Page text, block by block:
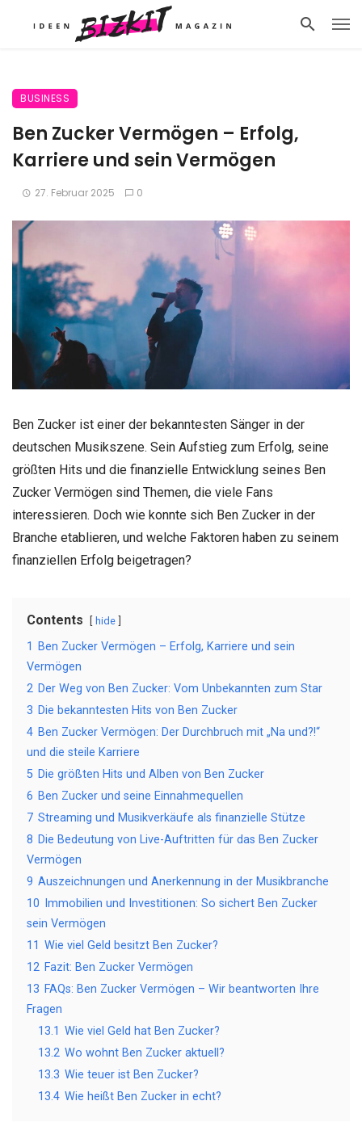
BUSINESS
Ben Zucker Vermögen – Erfolg,
Karriere und sein Vermögen
27. Februar 2025 0
Ben Zucker ist einer der bekanntesten Sänger in der
deutschen Musikszene. Sein Aufstieg zum Erfolg, seine
größten Hits und die finanzielle Entwicklung seines Ben
Zucker Vermögen sind Themen, die viele Fans
interessieren. Doch wie konnte sich Ben Zucker in der
Branche etablieren, und welche Faktoren haben zu seinem
finanziellen Erfolg beigetragen?
Contents hide
1
Ben Zucker Vermögen – Erfolg, Karriere und sein
Vermögen
2 Der Weg von Ben Zucker: Vom Unbekannten zum Star
3 Die bekanntesten Hits von Ben Zucker
4 Ben Zucker Vermögen: Der Durchbruch mit „Na und?!“
und die steile Karriere
5 Die größten Hits und Alben von Ben Zucker
6 Ben Zucker und seine Einnahmequellen
7 Streaming und Musikverkäufe als finanzielle Stütze
8 Die Bedeutung von Live-Auftritten für das Ben Zucker
Vermögen
9 Auszeichnungen und Anerkennung in der Musikbranche
10
Immobilien und Investitionen: So sichert Ben Zucker
sein Vermögen
11 Wie viel Geld besitzt Ben Zucker?
12 Fazit: Ben Zucker Vermögen
13 FAQs: Ben Zucker Vermögen – Wir beantworten Ihre
Fragen
13.1 Wie viel Geld hat Ben Zucker?
13.2 Wo wohnt Ben Zucker aktuell?
13.3 Wie teuer ist Ben Zucker?
13.4 Wie heißt Ben Zucker in echt?